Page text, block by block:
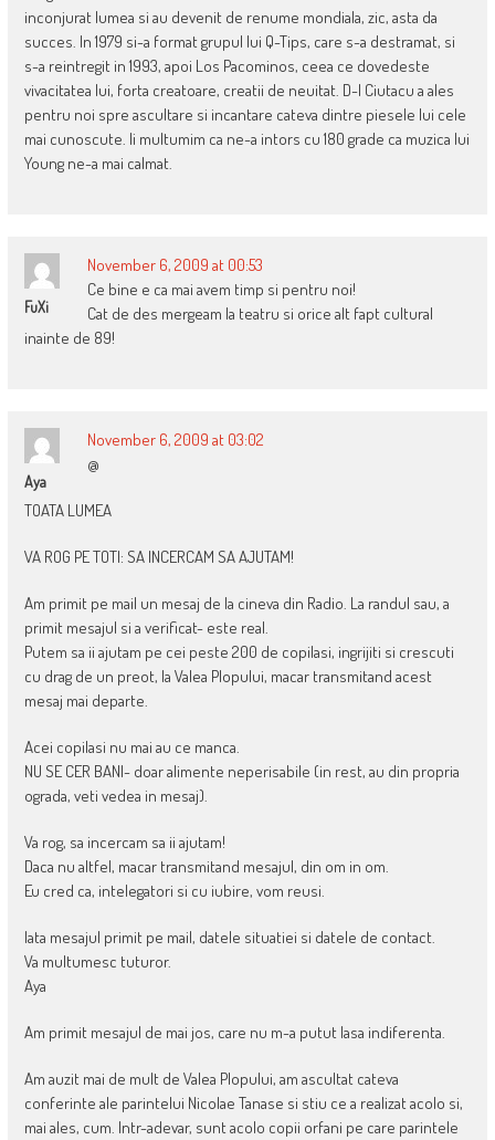
inconjurat lumea si au devenit de renume mondiala, zic, asta da
succes. In 1979 si-a format grupul lui Q-Tips, care s-a destramat, si
s-a reintregit in 1993, apoi Los Pacominos, ceea ce dovedeste
vivacitatea lui, forta creatoare, creatii de neuitat. D-l Ciutacu a ales
pentru noi spre ascultare si incantare cateva dintre piesele lui cele
mai cunoscute. Ii multumim ca ne-a intors cu 180 grade ca muzica lui
Young ne-a mai calmat.
FuXi
November 6, 2009 at 00:53
Ce bine e ca mai avem timp si pentru noi!
Cat de des mergeam la teatru si orice alt fapt cultural
inainte de 89!
Aya
November 6, 2009 at 03:02
@
TOATA LUMEA
VA ROG PE TOTI: SA INCERCAM SA AJUTAM!
Am primit pe mail un mesaj de la cineva din Radio. La randul sau, a
primit mesajul si a verificat- este real.
Putem sa ii ajutam pe cei peste 200 de copilasi, ingrijiti si crescuti
cu drag de un preot, la Valea Plopului, macar transmitand acest
mesaj mai departe.
Acei copilasi nu mai au ce manca.
NU SE CER BANI- doar alimente neperisabile (in rest, au din propria
ograda, veti vedea in mesaj).
Va rog, sa incercam sa ii ajutam!
Daca nu altfel, macar transmitand mesajul, din om in om.
Eu cred ca, intelegatori si cu iubire, vom reusi.
Iata mesajul primit pe mail, datele situatiei si datele de contact.
Va multumesc tuturor.
Aya
Am primit mesajul de mai jos, care nu m-a putut lasa indiferenta.
Am auzit mai de mult de Valea Plopului, am ascultat cateva
conferinte ale parintelui Nicolae Tanase si stiu ce a realizat acolo si,
mai ales, cum. Intr-adevar, sunt acolo copii orfani pe care parintele